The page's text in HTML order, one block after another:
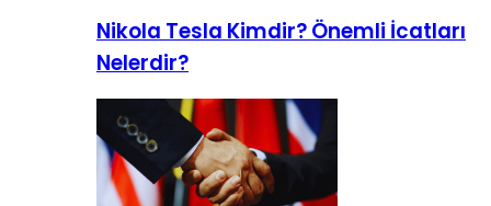
Nikola Tesla Kimdir? Önemli İcatları
Nelerdir?